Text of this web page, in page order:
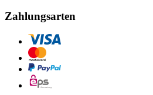
Zahlungsarten